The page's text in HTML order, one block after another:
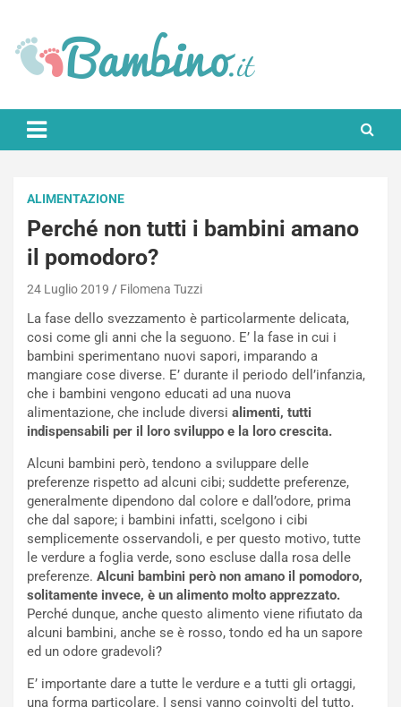
content
Bambino.it
ALIMENTAZIONE
Perché non tutti i bambini amano
il pomodoro?
24 Luglio 2019 Filomena Tuzzi
La fase dello svezzamento è particolarmente delicata,
cosi come gli anni che la seguono. E’ la fase in cui i
bambini sperimentano nuovi sapori, imparando a
mangiare cose diverse. E’ durante il periodo dell’infanzia,
che i bambini vengono educati ad una nuova
alimentazione, che include diversi alimenti, tutti
indispensabili per il loro sviluppo e la loro crescita.
Alcuni bambini però, tendono a sviluppare delle
preferenze rispetto ad alcuni cibi; suddette preferenze,
generalmente dipendono dal colore e dall’odore, prima
che dal sapore; i bambini infatti, scelgono i cibi
semplicemente osservandoli, e per questo motivo, tutte
le verdure a foglia verde, sono escluse dalla rosa delle
preferenze. Alcuni bambini però non amano il pomodoro,
solitamente invece, è un alimento molto apprezzato.
Perché dunque, anche questo alimento viene rifiutato da
alcuni bambini, anche se è rosso, tondo ed ha un sapore
ed un odore gradevoli?
E’ importante dare a tutte le verdure e a tutti gli ortaggi,
una forma particolare. I sensi vanno coinvolti del tutto,